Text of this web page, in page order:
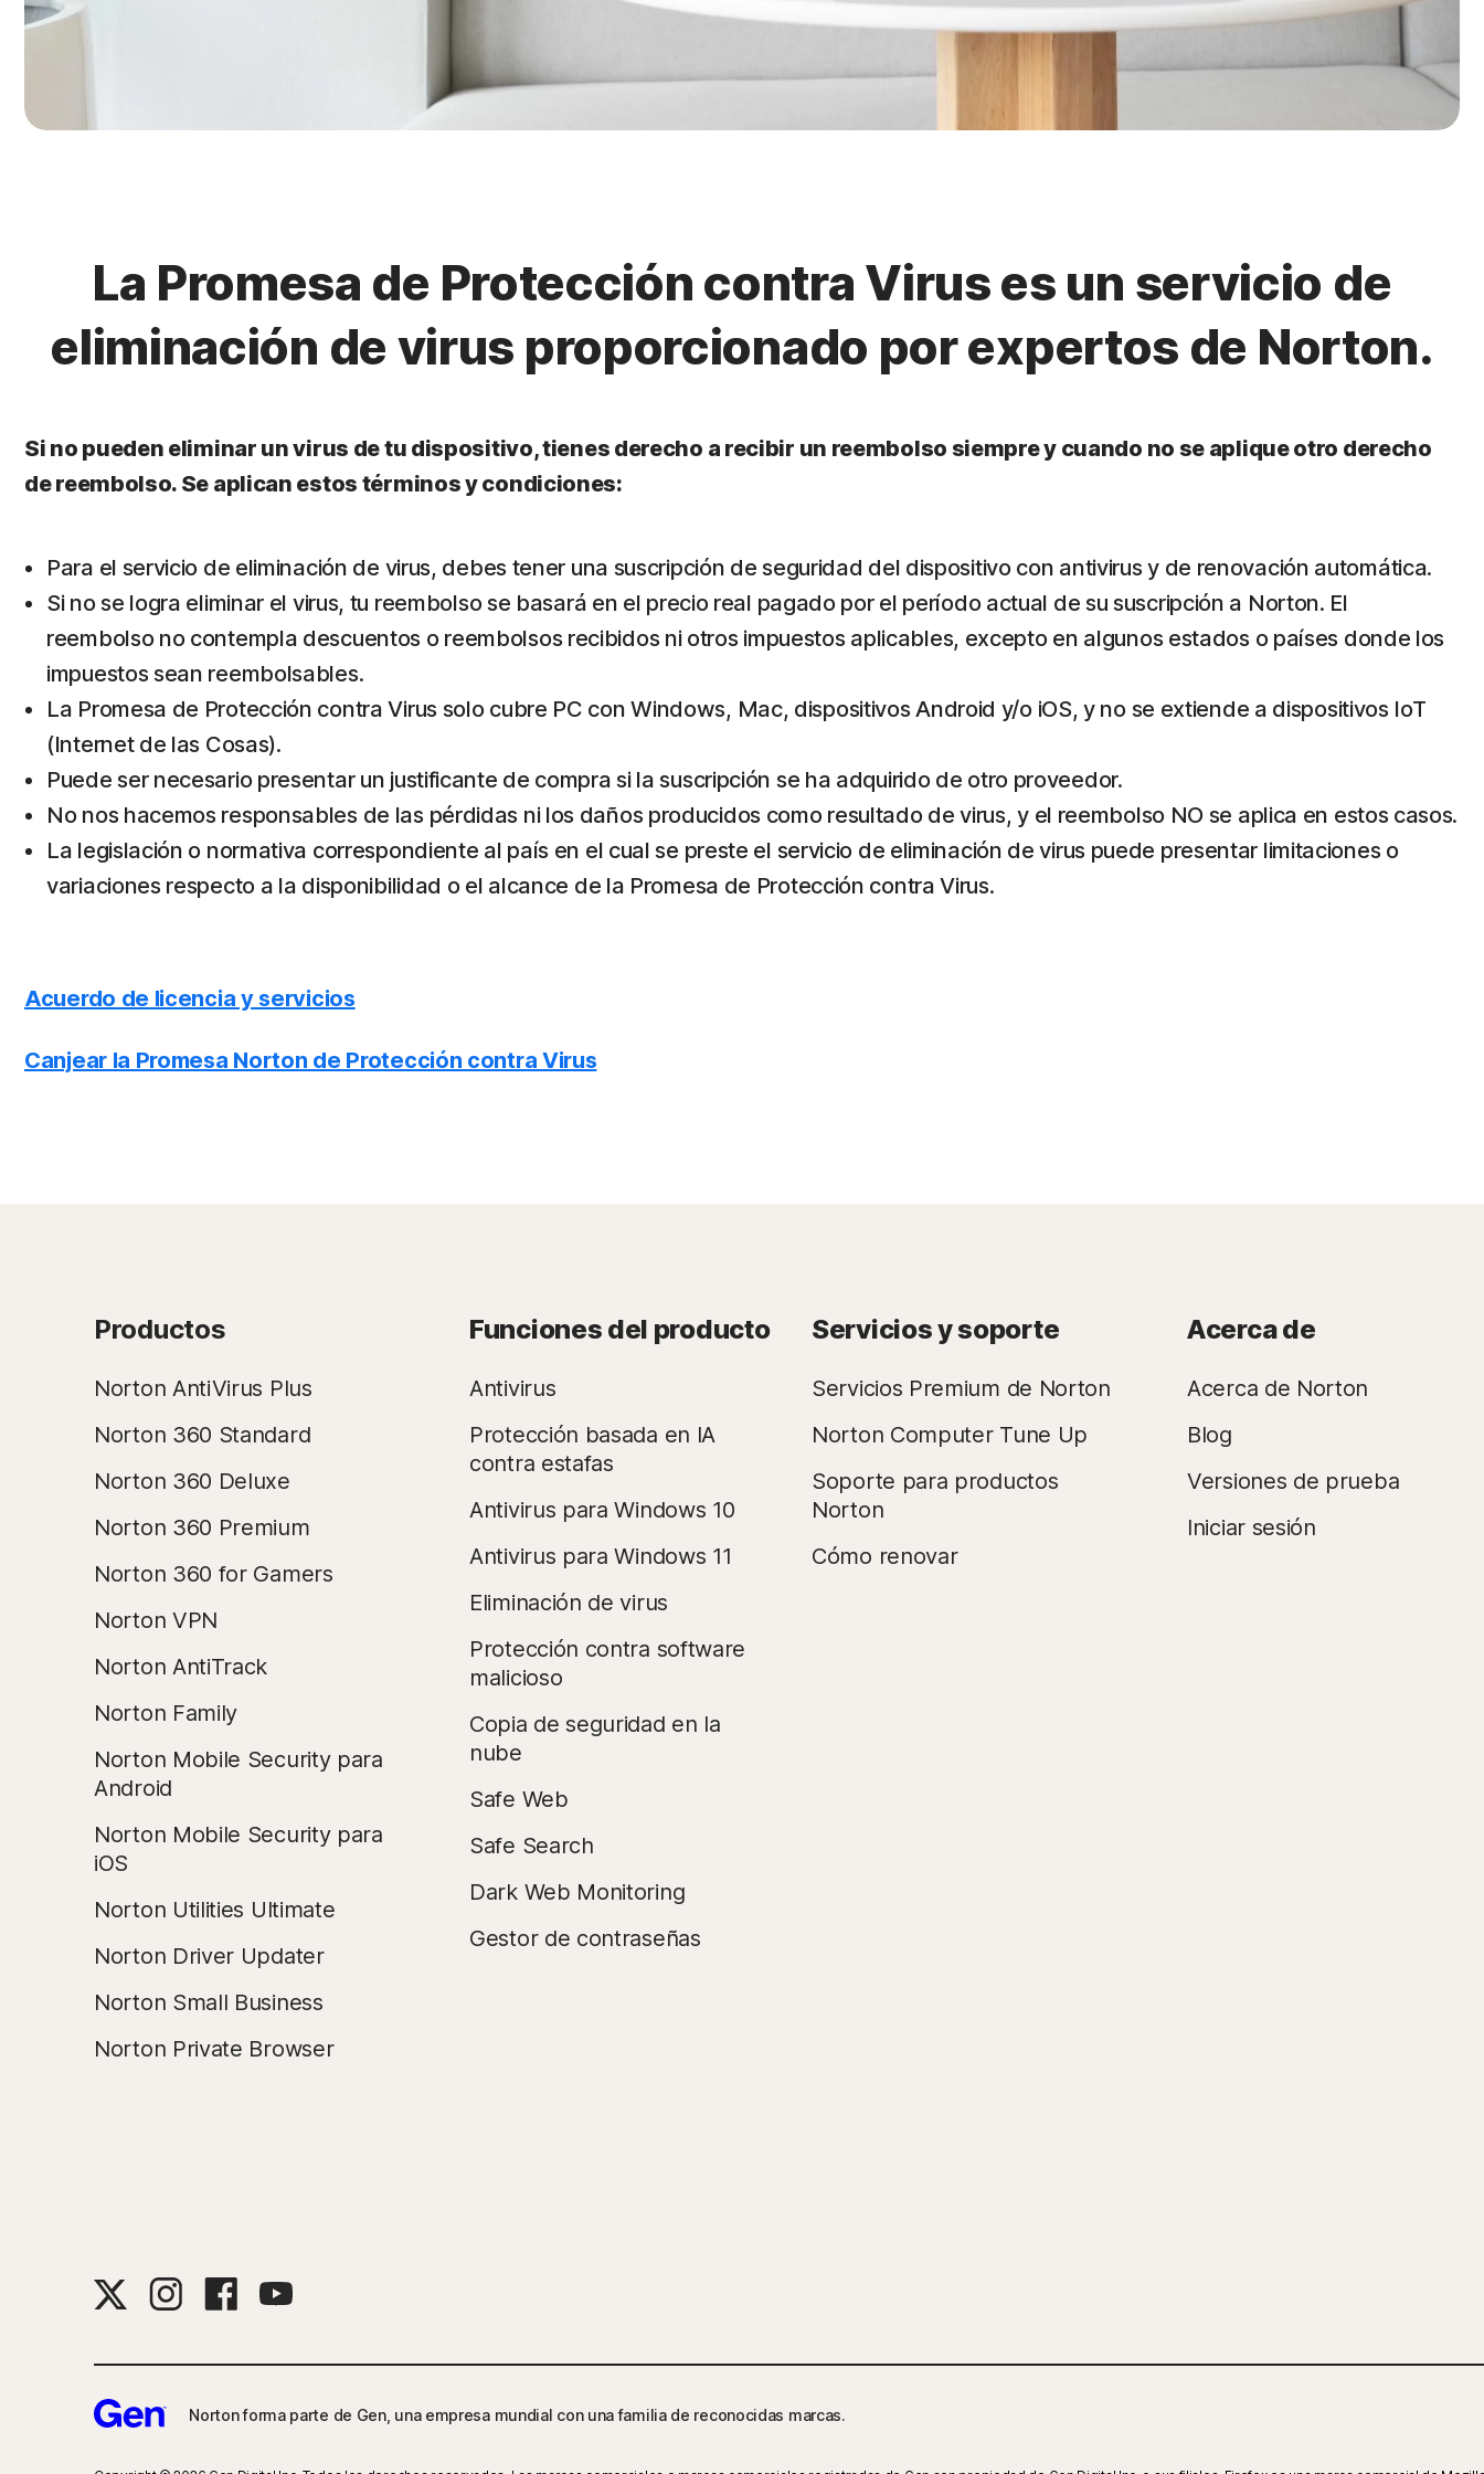
La Promesa de Protección contra Virus es un servicio de
eliminación de virus proporcionado por expertos de Norton.
Si no pueden eliminar un virus de tu dispositivo, tienes derecho a recibir un reembolso siempre y cuando no se aplique otro derecho
de reembolso. Se aplican estos términos y condiciones:
Para el servicio de eliminación de virus, debes tener una suscripción de seguridad del dispositivo con antivirus y de renovación automática.
Si no se logra eliminar el virus, tu reembolso se basará en el precio real pagado por el período actual de su suscripción a Norton. El
reembolso no contempla descuentos o reembolsos recibidos ni otros impuestos aplicables, excepto en algunos estados o países donde los
impuestos sean reembolsables.
La Promesa de Protección contra Virus solo cubre PC con Windows, Mac, dispositivos Android y/o iOS, y no se extiende a dispositivos IoT
(Internet de las Cosas).
Puede ser necesario presentar un justificante de compra si la suscripción se ha adquirido de otro proveedor.
No nos hacemos responsables de las pérdidas ni los daños producidos como resultado de virus, y el reembolso NO se aplica en estos casos.
La legislación o normativa correspondiente al país en el cual se preste el servicio de eliminación de virus puede presentar limitaciones o
variaciones respecto a la disponibilidad o el alcance de la Promesa de Protección contra Virus.
Acuerdo de licencia y servicios
Canjear la Promesa Norton de Protección contra Virus
Productos
Norton AntiVirus Plus
Norton 360 Standard
Norton 360 Deluxe
Norton 360 Premium
Norton 360 for Gamers
Norton VPN
Norton AntiTrack
Norton Family
Norton Mobile Security para
Android
Norton Mobile Security para
iOS
Norton Utilities Ultimate
Norton Driver Updater
Norton Small Business
Norton Private Browser
Funciones del producto
Antivirus
Protección basada en IA
contra estafas
Antivirus para Windows 10
Antivirus para Windows 11
Eliminación de virus
Protección contra software
malicioso
Copia de seguridad en la
nube
Safe Web
Safe Search
Dark Web Monitoring
Gestor de contraseñas
Servicios y soporte
Servicios Premium de Norton
Norton Computer Tune Up
Soporte para productos
Norton
Cómo renovar
Acerca de
Acerca de Norton
Blog
Versiones de prueba
Iniciar sesión
Norton forma parte de Gen, una empresa mundial con una familia de reconocidas marcas.